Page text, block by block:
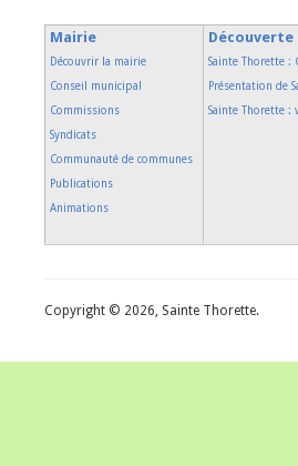
Mairie
Découvrir la mairie
Conseil municipal
Commissions
Syndicats
Communauté de communes
Publications
Animations
Découverte
Sainte Thorette :
Présentation de
Sainte Thorette :
Copyright © 2026, Sainte Thorette.